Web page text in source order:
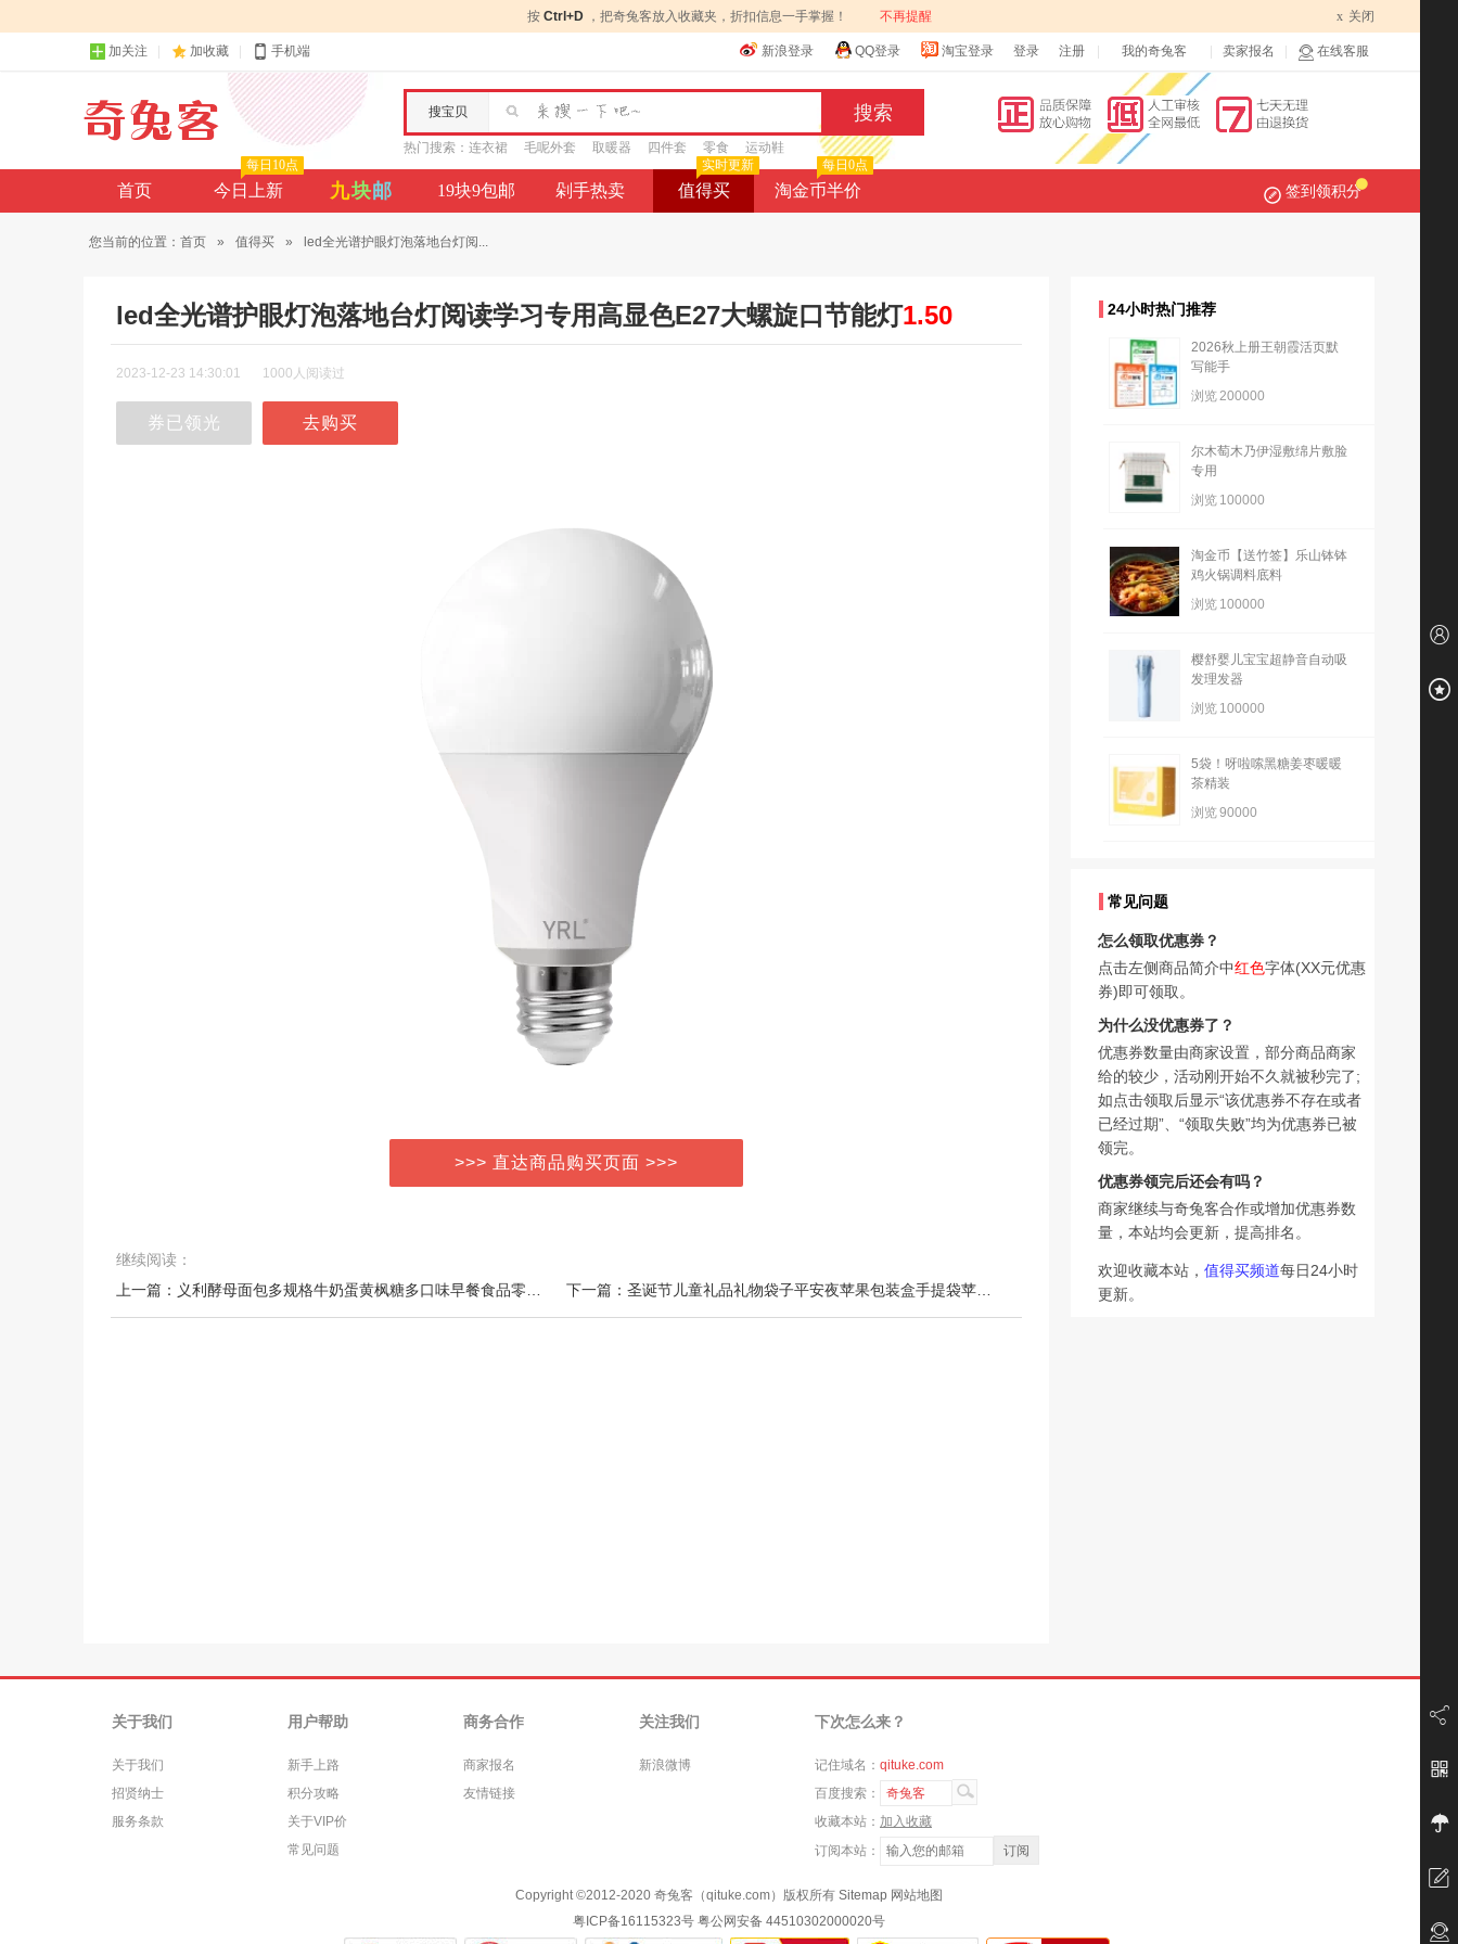
按 Ctrl+D ，把奇兔客放入收藏夹，折扣信息一手掌握！ 不再提醒 x 关闭
加关注 加收藏 手机端 新浪登录 QQ登录 淘宝登录 登录 注册 我的奇兔客 卖家报名 在线客服
搜宝贝
热门搜索： 连衣裙 毛呢外套 取暖器 四件套 零食 运动鞋
首页 今日上新
每日10点
九块邮 19块9包邮 剁手热卖 值得买
实时更新
淘金币半价
每日0点
签到领积分
您当前的位置： 首页 » 值得买 » led全光谱护眼灯泡落地台灯阅...
led全光谱护眼灯泡落地台灯阅读学习专用高显色E27大螺旋口节能灯1.50
2023-12-23 14:30:01 1000人阅读过
券已领光 去购买
>>> 直达商品购买页面 >>>
继续阅读：
24小时热门推荐
2026秋上册王朝霞活页默
写能手
浏览200000
尔木萄木乃伊湿敷绵片敷脸
专用
浏览 100000
淘金币【送竹签】乐山钵钵
鸡火锅调料底料
浏览 100000
樱舒婴儿宝宝超静音自动吸
发理发器
浏览 100000
5袋！呀啦嗦黑糖姜枣暖暖
茶精装
浏览90000
常见问题
怎么领取优惠券？
点击左侧商品简介中红色字体(XX元优惠
券)即可领取。
为什么没优惠券了？
优惠券数量由商家设置，部分商品商家
给的较少，活动刚开始不久就被秒完了;
如点击领取后显示“该优惠券不存在或者
已经过期”、“领取失败”均为优惠券已被
领完。
优惠券领完后还会有吗？
商家继续与奇兔客合作或增加优惠券数
量，本站均会更新，提高排名。
欢迎收藏本站， 值得买频道每日24小时
更新。
关于我们
关于我们
招贤纳士
服务条款
用户帮助
新手上路
积分攻略
关于VIP价
常见问题
商务合作
商家报名
友情链接
关注我们
新浪微博
下次怎么来？
记住域名： qituke.com
百度搜索：
奇兔客
收藏本站： 加入收藏
订阅本站：
Copyright ©2012-2020 奇兔客（qituke.com）版权所有 Sitemap 网站地图
粤ICP备16115323号 粤公网安备 44510302000020号